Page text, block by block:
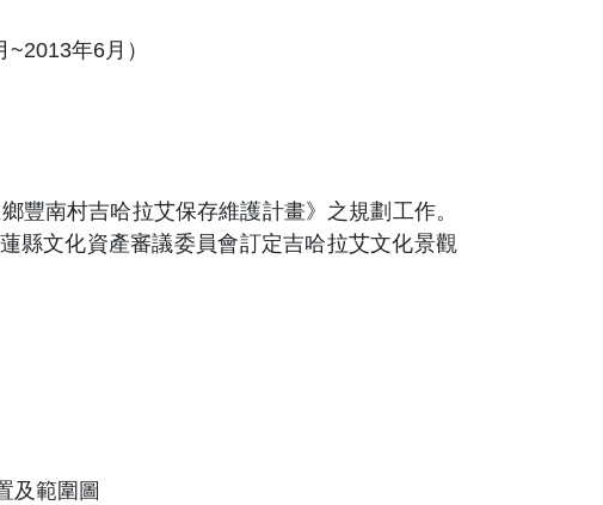
年6月）
豐南村吉哈拉艾保存維護計畫》之規劃工作。
縣文化資產審議委員會訂定吉哈拉艾文化景觀
及範圍圖